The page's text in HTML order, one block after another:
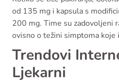
od 135 mg i kapsula s
200 mg. Time su zadovoljeni
ovisno o težini simptoma koje
Trendovi
Ljekarni